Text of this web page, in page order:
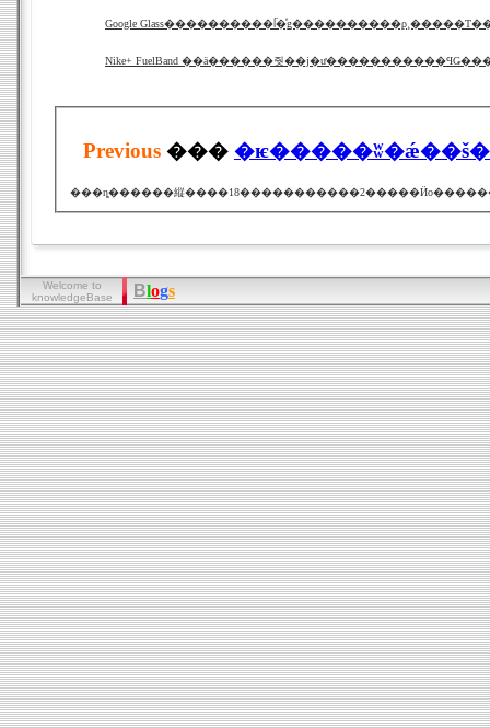
Google
Nike+ FuelBand ��ä������줫
Previous ���
Welcome to
knowledgeBase
Blogs